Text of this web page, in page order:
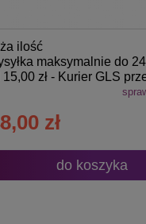
ilość
maksymalnie do
15,00 zł - Kurier GLS
kosztów płatności
zł
do koszyka